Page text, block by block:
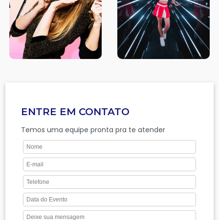
ENTRE EM CONTATO
Temos uma equipe pronta pra te atender